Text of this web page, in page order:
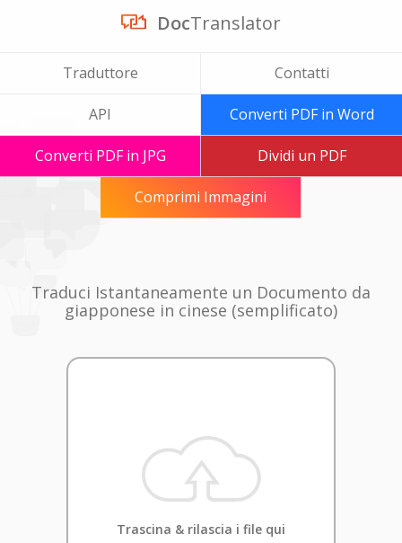
DocTranslator
Traduttore Contatti
API Converti PDF in Word
Converti PDF in JPG Dividi un PDF
Comprimi Immagini
Traduci Istantaneamente un Documento da
giapponese in cinese (semplificato)
Trascina & rilascia i file qui